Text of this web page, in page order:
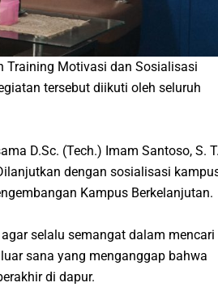
Training Motivasi dan Sosialisasi
tersebut diikuti oleh seluruh
D.Sc. (Tech.) Imam Santoso, S.
dengan sosialisasi
Kampus Berkelanjutan.
selalu semangat dalam mencari
sana yang menganggap bahwa
di dapur.